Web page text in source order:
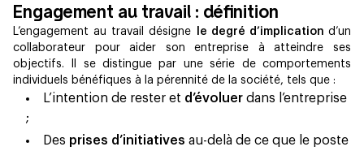
Engagement au travail : définition
L’engagement au travail désigne le degré d’implication d’un
collaborateur pour aider son entreprise à atteindre ses
objectifs. Il se distingue par une série de comportements
individuels bénéfiques à la pérennité de la société, tels que :
L’intention de rester et d’évoluer dans l’entreprise
;
Des prises d’initiatives au-delà de ce que le poste